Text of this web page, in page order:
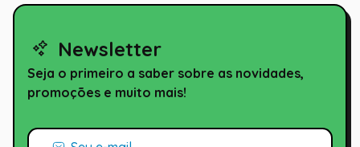
Newsletter
Seja o primeiro a saber sobre as novidades,
promoções e muito mais!